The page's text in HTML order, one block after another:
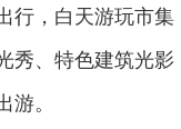
行，白天游玩市集
秀、特色建筑光影
。